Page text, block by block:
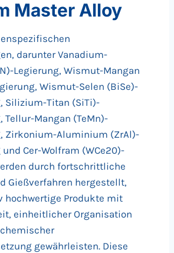
Master Alloy
darunter Vanadium-
Legierung, Wismut-Mangan
Wismut-Selen (BiSe)-
Silizium-Titan (SiTi)-
Tellur-Mangan (TeMn)-
Zirkonium-Aluminium (ZrAl)-
Cer-Wolfram (WCe20)-
durch fortschrittliche
Gießverfahren hergestellt,
hochwertige Produkte mit
einheitlicher Organisation
gewährleisten. Diese